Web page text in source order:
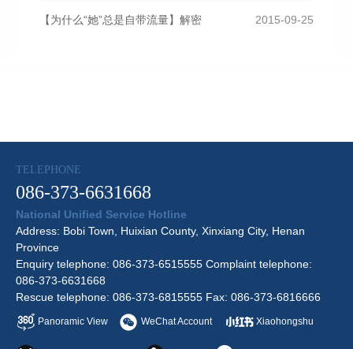
2015-09-25
【为什么“她”总是自带流量】解密
TELEPHONE
086-373-6631668
National Unified Service Hotline
Address: Bobi Town, Huixian County, Xinxiang City, Henan
Province
Enquiry telephone: 086-373-6515555 Complaint telephone:
086-373-6631668
Rescue telephone: 086-373-6815555 Fax: 086-373-6816666
Panoramic View WeChat Account Xiaohongshu